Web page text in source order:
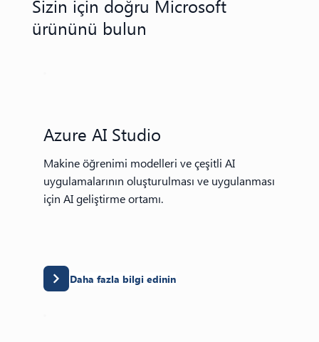
Sizin için doğru Microsoft
ürününü bulun
Azure AI Studio
Makine öğrenimi modelleri ve çeşitli AI
uygulamalarının oluşturulması ve uygulanması
için AI geliştirme ortamı.
Daha fazla bilgi edinin